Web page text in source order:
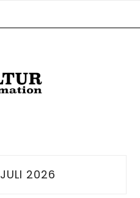
JULI 2026